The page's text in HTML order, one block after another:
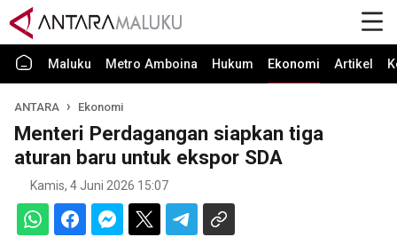
Maluku Metro Amboina Hukum Ekonomi Artikel
ANTARA Ekonomi
Menteri Perdagangan siapkan tiga
aturan baru untuk ekspor SDA
Kamis, 4 Juni 2026 15:07